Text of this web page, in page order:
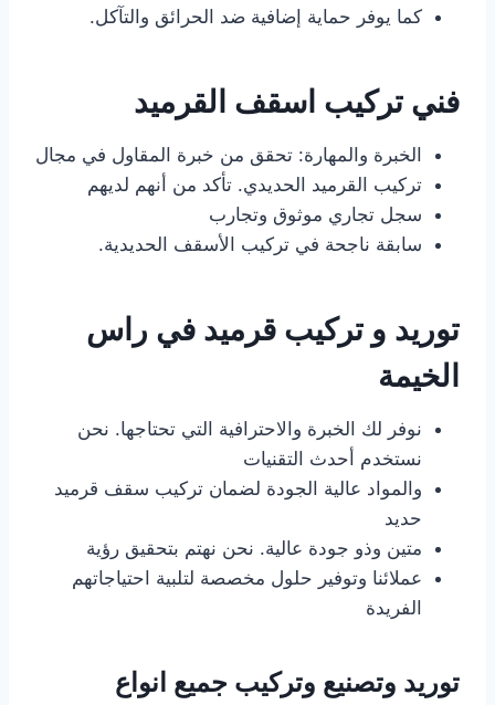
كما يوفر حماية إضافية ضد الحرائق والتآكل.
فني تركيب اسقف القرميد
الخبرة والمهارة: تحقق من خبرة المقاول في مجال
تركيب القرميد الحديدي. تأكد من أنهم لديهم
سجل تجاري موثوق وتجارب
سابقة ناجحة في تركيب الأسقف الحديدية.
توريد و تركيب قرميد في راس
الخيمة
نوفر لك الخبرة والاحترافية التي تحتاجها. نحن
نستخدم أحدث التقنيات
والمواد عالية الجودة لضمان تركيب سقف قرميد
حديد
متين وذو جودة عالية. نحن نهتم بتحقيق رؤية
عملائنا وتوفير حلول مخصصة لتلبية احتياجاتهم
الفريدة
توريد وتصنيع وتركيب جميع انواع